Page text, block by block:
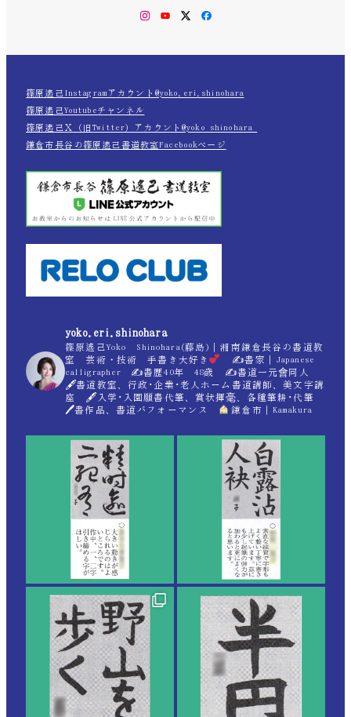
Instagram
YouTubeTwitterFacebook
篠原遙己Instagramアカウント@yoko.eri.shinohara
篠原遙己Youtubeチャンネル
篠原遙己Ｘ（旧Twitter）アカウント@yoko_shinohara_
鎌倉市長谷の篠原遙己書道教室Facebookページ
yoko.eri.shinohara
篠原遙己Yoko Shinohara(藤島)｜湘南鎌倉長谷の書道教
室 芸術・技術 手書き大好き
✍書家｜Japanese
calligrapher ✍書歴40年 48歳 ✍書道一元會同人
🖋書道教室、行政･企業･老人ホーム書道講師、美文字講
座 🖋入学･入園願書代筆、賞状揮毫、各種筆耕･代筆
🖊書作品、書道パフォーマンス
鎌倉市｜Kamakura